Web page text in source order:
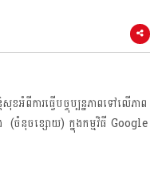
ពីការធ្វើបច្ចុប្បន្នភាពទៅលើភាព
(ចំនុចខ្សោយ) ​​ក្នុង​កម្មវិធី​ Google​